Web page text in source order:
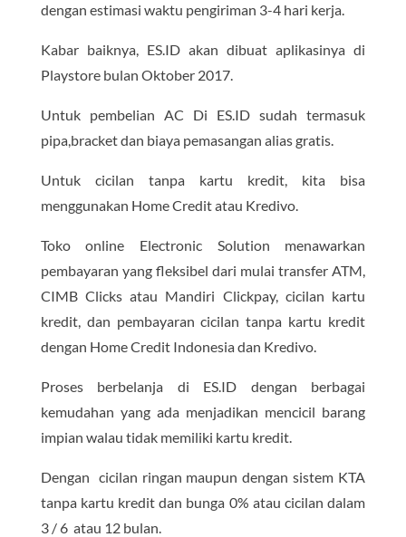
dengan estimasi waktu pengiriman 3-4 hari kerja.
Kabar baiknya, ES.ID akan dibuat aplikasinya di
Playstore bulan Oktober 2017.
Untuk pembelian AC Di ES.ID sudah termasuk
pipa,bracket dan biaya pemasangan alias gratis.
Untuk cicilan tanpa kartu kredit, kita bisa
menggunakan Home Credit atau Kredivo.
Toko online Electronic Solution menawarkan
pembayaran yang fleksibel dari mulai transfer ATM,
CIMB Clicks atau Mandiri Clickpay, cicilan kartu
kredit, dan pembayaran cicilan tanpa kartu kredit
dengan Home Credit Indonesia dan Kredivo.
Proses berbelanja di ES.ID dengan berbagai
kemudahan yang ada menjadikan mencicil barang
impian walau tidak memiliki kartu kredit.
Dengan cicilan ringan maupun dengan sistem KTA
tanpa kartu kredit dan bunga 0% atau cicilan dalam
3 / 6 atau 12 bulan.